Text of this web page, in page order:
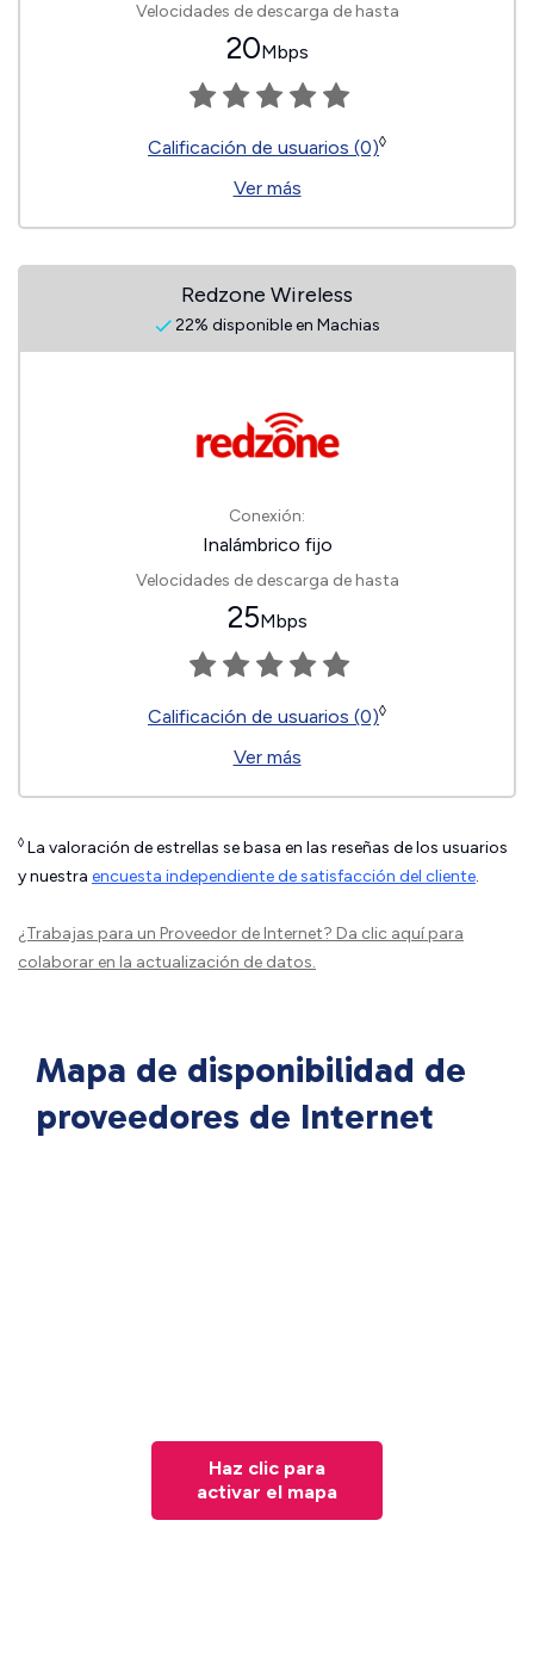
Velocidades de descarga de hasta
20Mbps
Calificación de usuarios (0)◊
Ver más
Redzone Wireless
22% disponible en Machias
Conexión:
Inalámbrico fijo
Velocidades de descarga de hasta
25Mbps
Calificación de usuarios (0)◊
Ver más
◊ La valoración de estrellas se basa en las reseñas de los usuarios
y nuestra encuesta independiente de satisfacción del cliente.
¿Trabajas para un Proveedor de Internet? Da clic aquípara
colaborar en la actualización de datos.
Mapa de disponibilidad de
proveedores de Internet
Haz clic para
activar el mapa